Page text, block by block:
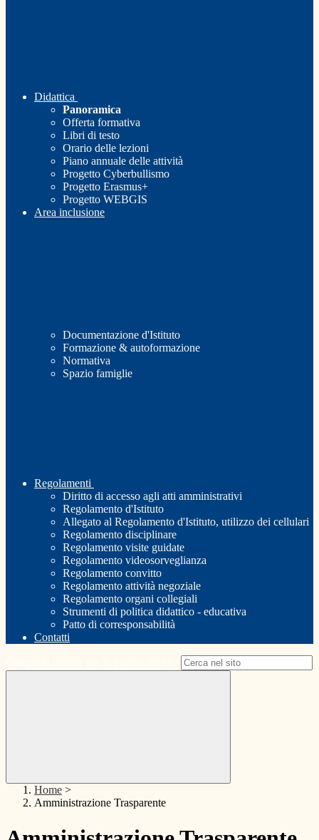
Didattica
Panoramica
Offerta formativa
Libri di testo
Orario delle lezioni
Piano annuale delle attività
Progetto Cyberbullismo
Progetto Erasmus+
Progetto WEBGIS
Area inclusione
Documentazione d'Istituto
Formazione & autoformazione
Normativa
Spazio famiglie
Regolamenti
Diritto di accesso agli atti amministrativi
Regolamento d'Istituto
Allegato al Regolamento d'Istituto, utilizzo dei cellulari
Regolamento disciplinare
Regolamento visite guidate
Regolamento videosorveglianza
Regolamento convitto
Regolamento attività negoziale
Regolamento organi collegiali
Strumenti di politica didattico - educativa
Patto di corresponsabilità
Contatti
Home >
Amministrazione Trasparente